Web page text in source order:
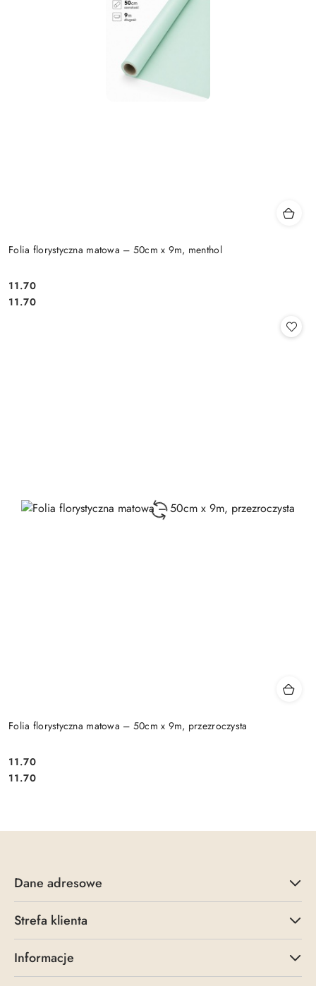
Folia florystyczna matowa – 50cm x 9m, menthol
Cena:
11.70
Cena:
11.70
Folia florystyczna matowa – 50cm x 9m, przezroczysta
Cena:
11.70
Cena:
11.70
Dane adresowe
Strefa klienta
Informacje